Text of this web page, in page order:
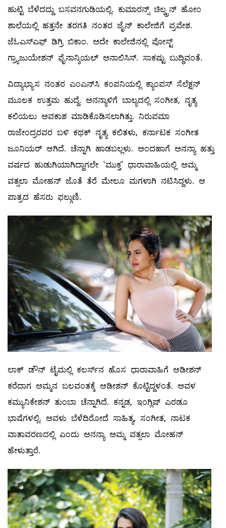
ಹುಟ್ಟಿ ಬೆಳೆದದ್ದು ಬಸವನಗುಡಿಯಲ್ಲಿ. ಕುಮಾರನ್ಸ್ ಚಿಲ್ಡ್ರನ್‌ ಹೋಂ
ಶಾಲೆಯಲ್ಲಿ ಹತ್ತನೇ ತರಗತಿ ನಂತರ ಜೈನ್‌ ಕಾಲೇಜಿಗೆ ಪ್ರವೇಶ.
ಜೆಓಎಸ್‌ಎಫ್‌ ಡಿಗ್ರಿ ಬಿಕಾಂ. ಅದೇ ಕಾಲೇಜಿನಲ್ಲಿ ಪೋಸ್ಟ್
ಗ್ರ್ಯಾಜುಯೇಶನ್‌ ಫೈನಾನ್ಶಿಯಲ್ ಅನಾಲಿಸಿಸ್‌. ಸಾಕಷ್ಟು ಬುದ್ಧಿವಂತೆ.
ವಿದ್ಯಾಭ್ಯಾಸ ನಂತರ ಎಂಎನ್‌ಸಿ ಕಂಪನಿಯಲ್ಲಿ ಕ್ಯಾಂಪಸ್‌ ಸೆಲೆಕ್ಷನ್‌
ಮೂಲಕ ಉತ್ತಮ ಹುದ್ದೆ. ಅನನ್ಯಾಳಿಗೆ ಬಾಲ್ಯದಲ್ಲಿ ಸಂಗೀತ, ನೃತ್ಯ
ಕಲಿಯಲು ಅವಕಾಶ ಮಾಡಿಕೊಡಿಸಲಾಗಿತ್ತು. ನಿರುಪಮಾ
ರಾಜೇಂದ್ರರವರ ಬಳಿ ಕಥಕ್‌ ನೃತ್ಯ ಕಲಿತಳು, ಕರ್ನಾಟಕ ಸಂಗೀತ
ಜೂನಿಯರ್‌ ಆಗಿದೆ. ಚೆನ್ನಾಗಿ ಹಾಡಬಲ್ಲಳು. ಅಂದಹಾಗೆ ಅನನ್ಯಾ ಹತ್ತು
ವರ್ಷದ ಹುಡುಗಿಯಾಗಿದ್ದಾಗಲೇ `ಮುಕ್ತ' ಧಾರಾವಾಹಿಯಲ್ಲಿ ಅಮ್ಮ
ವತ್ಸಲಾ ಮೋಹನ್‌ ಜೊತೆ ತೆರೆ ಮೇಲೂ ಮಗಳಾಗಿ ನಟಿಸಿದ್ದಳು. ಆ
ಪಾತ್ರದ ಹೆಸರು ಫಲ್ಗುಣಿ.
ಲಾಕ್‌ ಡೌನ್‌ ಟೈಮಲ್ಲಿ ಕಲರ್ಸ್‌ನ ಹೊಸ ಧಾರಾವಾಹಿಗೆ ಆಡೀಶನ್‌
ಕರೆದಾಗ ಅಮ್ಮನ ಬಲವಂತಕ್ಕೆ ಆಡೀಶನ್‌ ಕೊಟ್ಟಿದ್ದಳಂತೆ. ಅವಳ
ಕಮ್ಯುನಿಕೇಶನ್‌ ತುಂಬಾ ಚೆನ್ನಾಗಿದೆ. ಕನ್ನಡ, ಇಂಗ್ಲಿಷ್‌ ಎರಡೂ
ಭಾಷೆಗಳಲ್ಲಿ. ಅವಳು ಬೆಳೆದಿರೋದೆ ಸಾಹಿತ್ಯ, ಸಂಗೀತ, ನಾಟಕ
ವಾತಾವರಣದಲ್ಲಿ ಎಂದು ಅನನ್ಯಾ ಅಮ್ಮ ವತ್ಸಲಾ ಮೋಹನ್‌
ಹೇಳುತ್ತಾರೆ.